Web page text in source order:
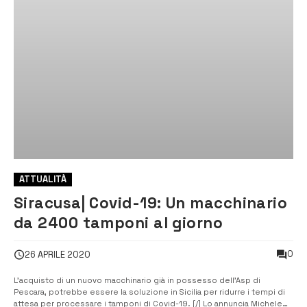
ATTUALITÀ
Siracusa| Covid-19: Un macchinario
da 2400 tamponi al giorno
26 APRILE 2020 0
L’acquisto di un nuovo macchinario già in possesso dell’Asp di
Pescara, potrebbe essere la soluzione in Sicilia per ridurre i tempi di
attesa per processare i tamponi di Covid-19. [/] Lo annuncia Michele